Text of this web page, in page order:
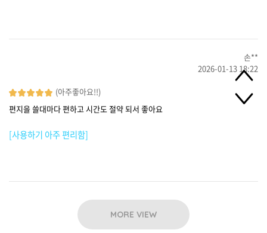
손**
2026-01-13 18:22
(아주좋아요!!)
편지을 쓸대마다 편하고 시간도 절약 되서 좋아요
[사용하기 아주 편리함]
MORE VIEW